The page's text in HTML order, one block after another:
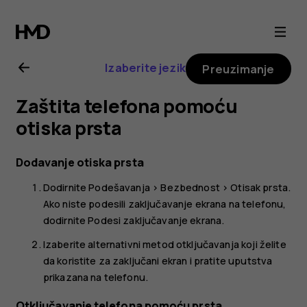
Nokia
G20
uputstvo
za
korisnike
Izaberite jezik Preuzimanje
Zaštita telefona pomoću
otiska prsta
Dodavanje otiska prsta
DodirnitePodešavanja >Bezbednost >Otisak prsta.
Ako niste podesili zaključavanje ekrana na telefonu,
dodirnitePodesi zaključavanje ekrana.
Izaberite alternativni metod otključavanja koji želite
da koristite za zaključani ekran i pratite uputstva
prikazana na telefonu.